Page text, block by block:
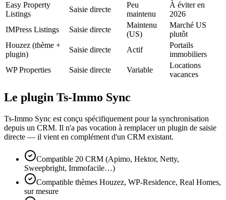
Easy Property
Listings
Saisie directe
Peu
maintenu
À éviter en
2026
IMPress Listings
Saisie directe
Maintenu
(US)
Marché US
plutôt
Houzez (thème +
plugin)
Saisie directe Actif
Portails
immobiliers
WP Properties
Saisie directe Variable
Locations
vacances
Le plugin Ts-Immo Sync
Ts-Immo Sync est conçu spécifiquement pour la synchronisation
depuis un CRM. Il n'a pas vocation à remplacer un plugin de saisie
directe — il vient en complément d'un CRM existant.
Compatible 20 CRM (Apimo, Hektor, Netty,
Sweepbright, Immofacile…)
Compatible thèmes Houzez, WP-Residence, Real Homes,
sur mesure